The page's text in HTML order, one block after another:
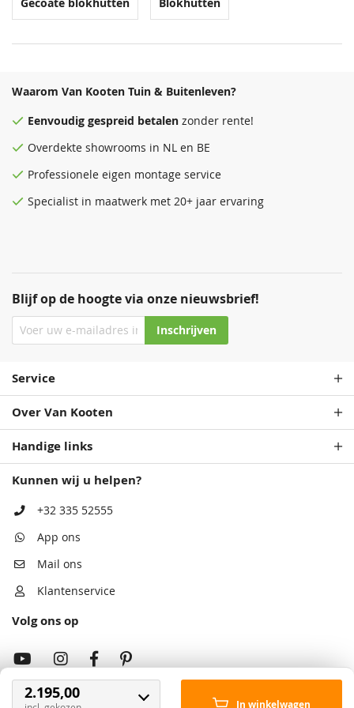
2.195,00
In winkelwagen
Gecoate blokhutten Blokhutten
Blijf op de hoogte via onze nieuwsbrief!
Inschrijven
Waarom Van Kooten Tuin & Buitenleven?
Eenvoudig gespreid betalen zonder rente!
Overdekte showrooms in NL en BE
Professionele eigen montage service
Specialist in maatwerk met 20+ jaar ervaring
Service
Over Van Kooten
Handige links
Kunnen wij u helpen?
+32 335 52555
App ons
Mail ons
Klantenservice
Volg ons op